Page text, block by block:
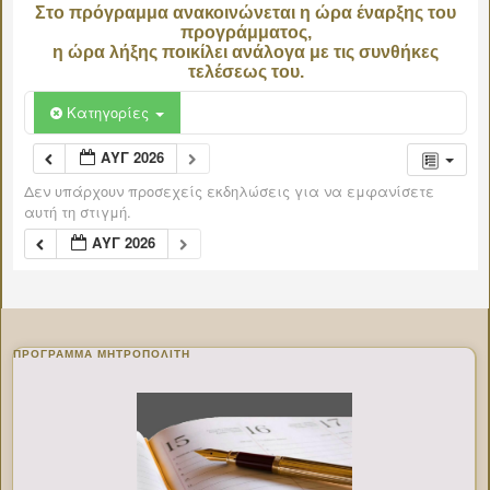
Στο πρόγραμμα ανακοινώνεται η ώρα έναρξης του
προγράμματος,
η ώρα λήξης ποικίλει ανάλογα με τις συνθήκες
τελέσεως του.
Κατηγορίες
ΑΥΓ 2026
Δεν υπάρχουν προσεχείς εκδηλώσεις για να εμφανίσετε
αυτή τη στιγμή.
ΑΥΓ 2026
ΠΡΌΓΡΑΜΜΑ ΜΗΤΡΟΠΟΛΊΤΗ